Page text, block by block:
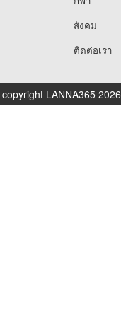
สังคม
ติดต่อเรา
LANNA365 2026